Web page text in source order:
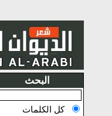
البحث
كل الكلمات